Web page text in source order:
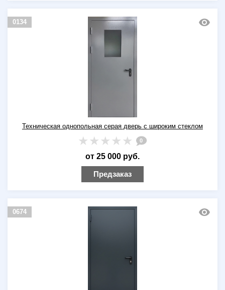
0134
Техническая однопольная серая дверь с широким стеклом
0
от 25 000 руб.
Предзаказ
0674